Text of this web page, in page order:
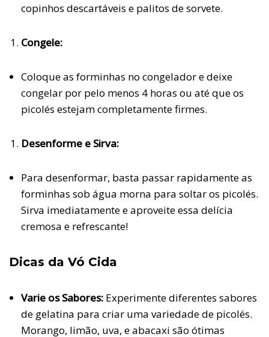
copinhos descartáveis e palitos de sorvete.
Congele:
Coloque as forminhas no congelador e deixe
congelar por pelo menos 4 horas ou até que os
picolés estejam completamente firmes.
Desenforme e Sirva:
Para desenformar, basta passar rapidamente as
forminhas sob água morna para soltar os picolés.
Sirva imediatamente e aproveite essa delícia
cremosa e refrescante!
Dicas da Vó Cida
Varie os Sabores: Experimente diferentes sabores
de gelatina para criar uma variedade de picolés.
Morango, limão, uva, e abacaxi são ótimas